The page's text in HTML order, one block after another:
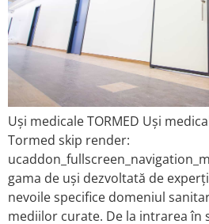
Uși medicale TORMED Uși
Tormed skip render:
gama de uși dezvoltată de
nevoile specifice domeniul
mediilor curate. De la intrarea în